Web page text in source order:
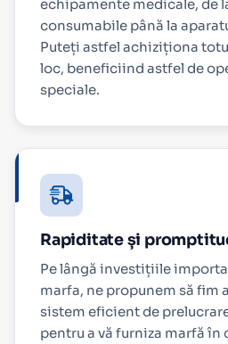
echipamente medicale, de
consumabile până la
Puteți astfel achiziționa
loc, beneficiind astfel de
speciale.
Rapiditate și
Pe lângă investițiile
marfa, ne propunem să fim
sistem eficient de
pentru a vă furniza marfă